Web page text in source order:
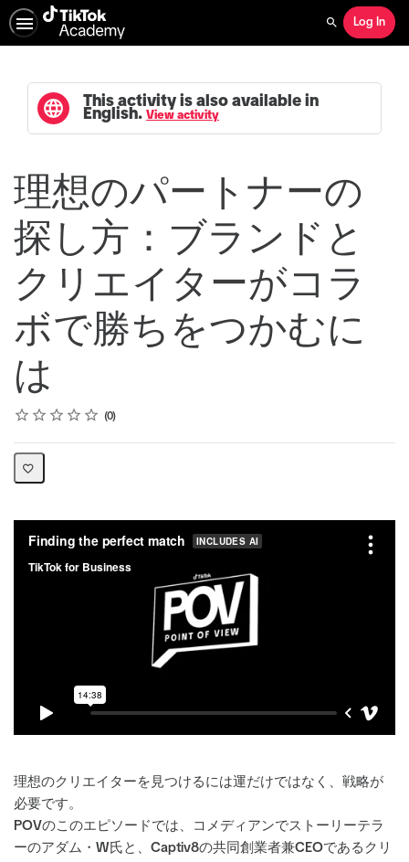
Search
Log In
This activity is also available in
English. View activity
理想のパートナーの
探し方：ブランドと
クリエイターがコラ
ボで勝ちをつかむに
は
Rating
1 star
2 stars
3 stars
4 stars
5 stars
Average rating: 0 0
No reviews
理想のクリエイターを見つけるには運だけではなく、戦略が
必要です。
POVのこのエピソードでは、コメディアンでストーリーテラ
ーのアダム・W氏と、Captiv8の共同創業者兼CEOであるクリ